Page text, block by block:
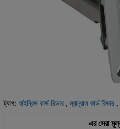
ট্যাগ: হাইব্রিড কার্ড রিডার ,ম্যানুয়াল কার্ড রিডার ,
এর সেরা